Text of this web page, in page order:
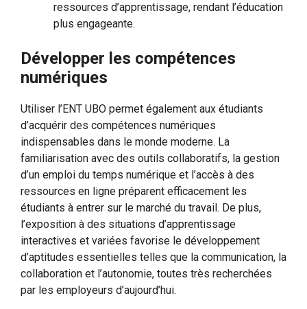
ressources d’apprentissage, rendant l’éducation
plus engageante.
Développer les compétences
numériques
Utiliser l’ENT UBO permet également aux étudiants
d’acquérir des compétences numériques
indispensables dans le monde moderne. La
familiarisation avec des outils collaboratifs, la gestion
d’un emploi du temps numérique et l’accès à des
ressources en ligne préparent efficacement les
étudiants à entrer sur le marché du travail. De plus,
l’exposition à des situations d’apprentissage
interactives et variées favorise le développement
d’aptitudes essentielles telles que la communication, la
collaboration et l’autonomie, toutes très recherchées
par les employeurs d’aujourd’hui.